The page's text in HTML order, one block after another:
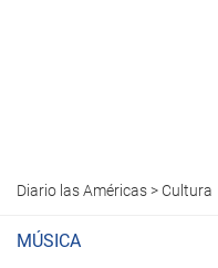
Diario las Américas> Cultura
MÚSICA